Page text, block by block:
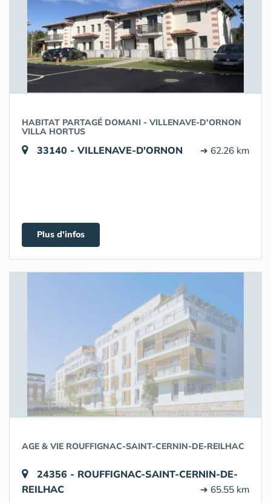
HABITAT PARTAGÉ DOMANI - VILLENAVE-D'ORNON
VILLA HORTUS
33140 - VILLENAVE-D'ORNON ➔ 62.26 km
Plus d'infos
AGE & VIE ROUFFIGNAC-SAINT-CERNIN-DE-REILHAC
24356 - ROUFFIGNAC-SAINT-CERNIN-DE-
REILHAC
➔ 65.55 km